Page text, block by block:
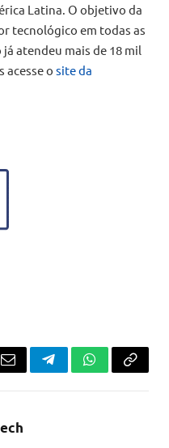
Latina. O objetivo da
tecnológico em todas as
atendeu mais de 18 mil
acesse o site da
Email TelegramWhatsApp
Copiar